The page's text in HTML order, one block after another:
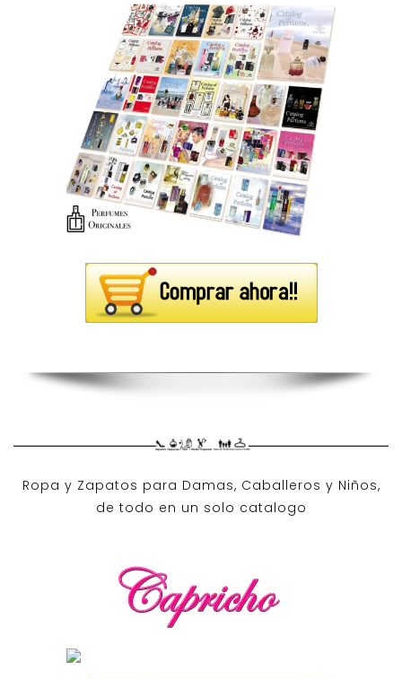
Ropa y Zapatos para Damas, Caballeros y Niños,
de todo en un solo catalogo